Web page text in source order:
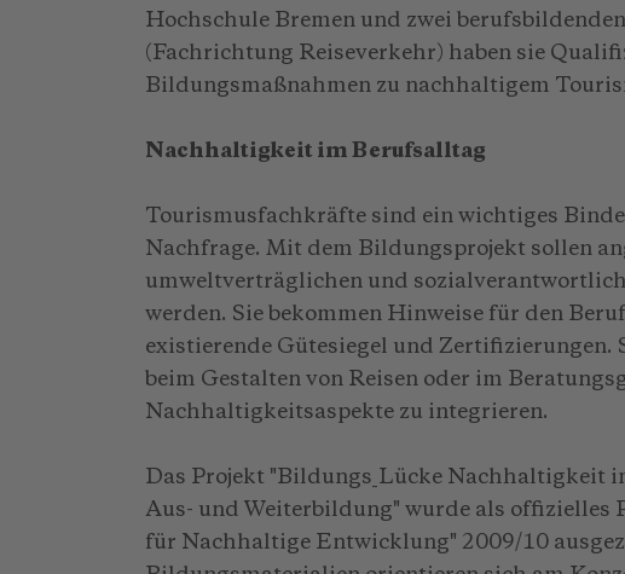
Hochschule Bremen und zwei
(Fachrichtung Reiseverkehr) haben sie
Bildungsmaßnahmen zu nachhaltigem
Nachhaltigkeit im Berufsalltag
Tourismusfachkräfte sind ein wichtiges
Nachfrage. Mit dem Bildungsprojekt sollen
umweltverträglichen und
werden. Sie bekommen Hinweise für den
existierende Gütesiegel und Zertifizierungen.
beim Gestalten von Reisen oder im
Nachhaltigkeitsaspekte zu integrieren.
Das Projekt "Bildungs_Lücke Nachhaltigkeit
Aus- und Weiterbildung" wurde als offizielles
für Nachhaltige Entwicklung" 2009/10